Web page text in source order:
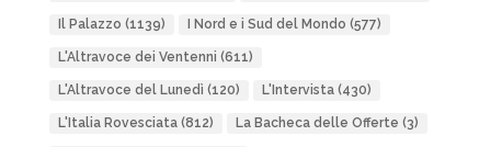
Il Palazzo (1139) I Nord e i Sud del Mondo (577)
L'Altravoce dei Ventenni (611)
L'Altravoce del Lunedì (120) L'Intervista(430)
L'Italia Rovesciata(812) La Bacheca delle Offerte (3)